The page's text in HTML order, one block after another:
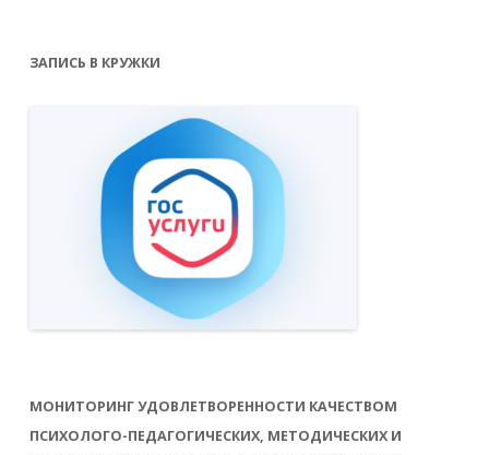
ЗАПИСЬ В КРУЖКИ
МОНИТОРИНГ УДОВЛЕТВОРЕННОСТИ КАЧЕСТВОМ
ПСИХОЛОГО-ПЕДАГОГИЧЕСКИХ, МЕТОДИЧЕСКИХ И